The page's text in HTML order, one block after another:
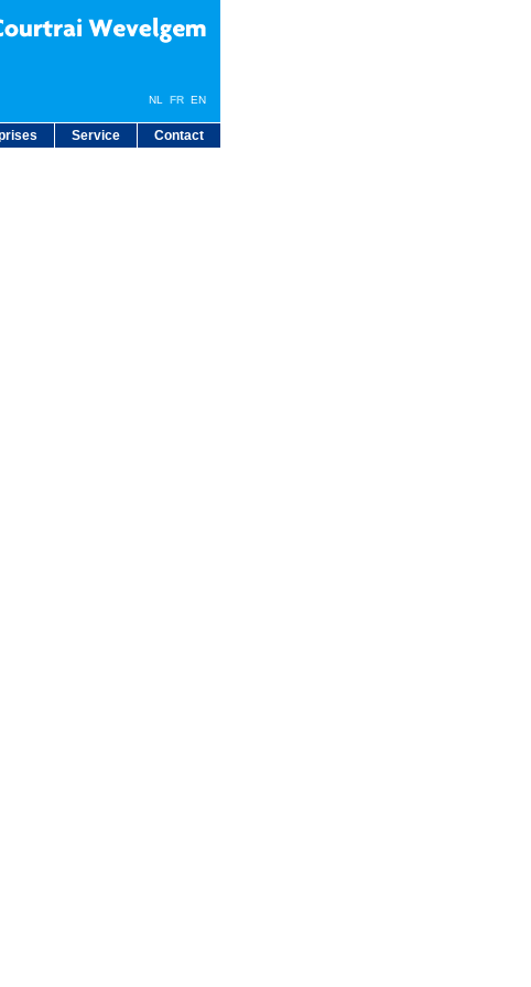
Service Contact
NL FR EN